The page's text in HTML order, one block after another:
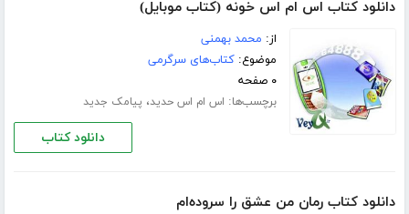
دانلود کتاب اس ام اس خونه (کتاب موبایل)
از: محمد بهمنی
موضوع:کتاب‌های سرگرمی
۰ صفحه
برچسب‌ها: اس ام اس حدید، پیامک جدید
دانلود کتاب
دانلود کتاب رمان من عشق را سروده‌ام